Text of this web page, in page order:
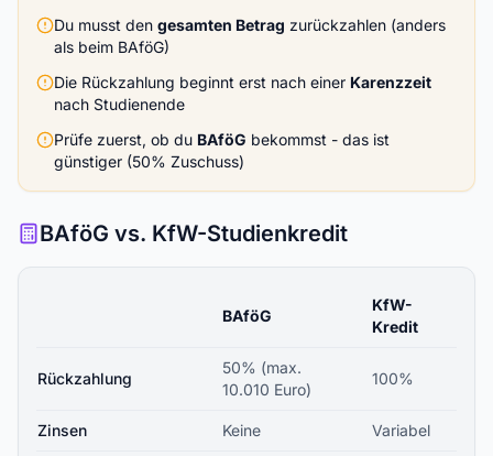
Du musst den gesamten Betrag zurückzahlen (anders
als beim BAföG)
Die Rückzahlung beginnt erst nach einer Karenzzeit
nach Studienende
Prüfe zuerst, ob du BAföG bekommst - das ist
günstiger (50% Zuschuss)
BAföG vs. KfW-Studienkredit
BAföG
KfW-
Kredit
Rückzahlung
50% (max.
10.010 Euro)
100%
Zinsen Keine Variabel